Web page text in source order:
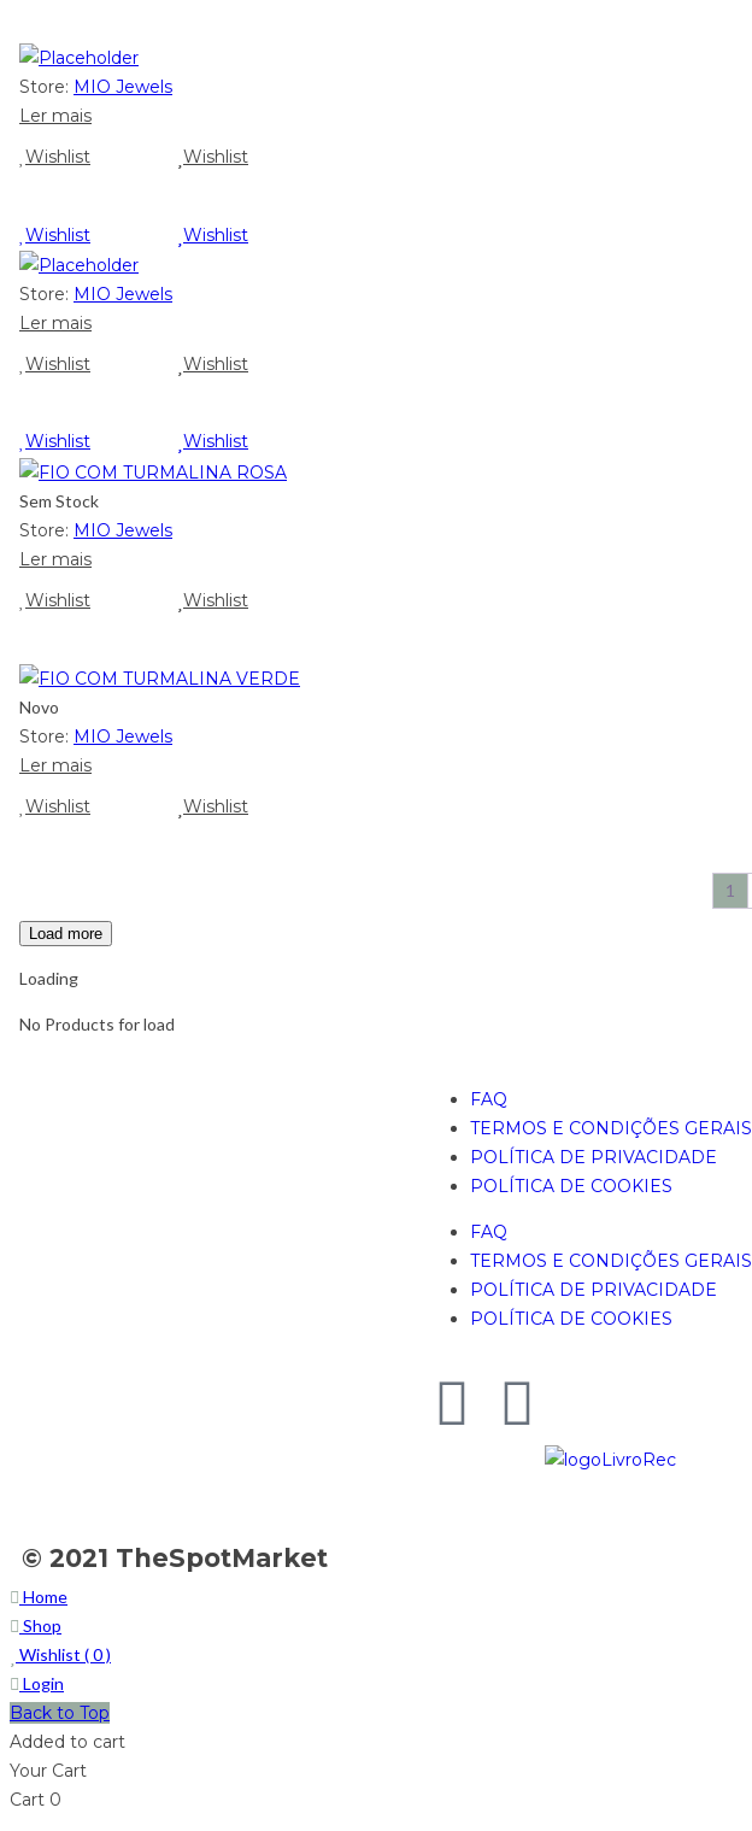
Store: MIO Jewels
Ler mais
Wishlist
Wishlist
Wishlist
Wishlist
Store: MIO Jewels
Ler mais
Wishlist
Wishlist
Wishlist
Wishlist
Sem Stock
Store: MIO Jewels
Ler mais
Wishlist
Wishlist
Novo
Store: MIO Jewels
Ler mais
Wishlist
Wishlist
1
Load more
Loading
No Products for load
FAQ
TERMOS E CONDIÇÕES GERAIS
POLÍTICA DE PRIVACIDADE
POLÍTICA DE COOKIES
FAQ
TERMOS E CONDIÇÕES GERAIS
POLÍTICA DE PRIVACIDADE
POLÍTICA DE COOKIES
© 2021 TheSpotMarket
Home
Shop
Wishlist (0)
Login
Back to Top
Added to cart
Your Cart
Cart 0